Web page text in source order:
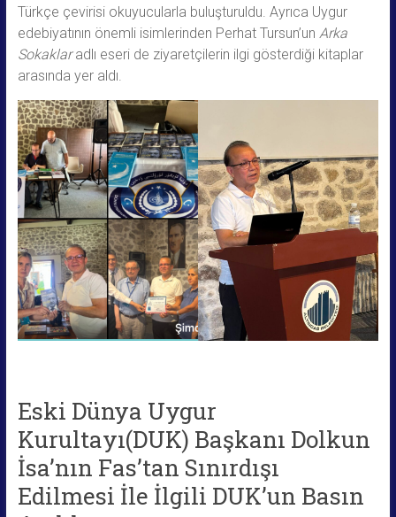
Türkçe çevirisi okuyucularla buluşturuldu. Ayrıca Uygur
edebiyatının önemli isimlerinden Perhat Tursun’un Arka
Sokaklaradlı eseri de ziyaretçilerin ilgi gösterdiği kitaplar
arasında yer aldı.
Eski Dünya Uygur
Kurultayı(DUK) Başkanı Dolkun
İsa’nın Fas’tan Sınırdışı
Edilmesi İle İlgili DUK’un Basın